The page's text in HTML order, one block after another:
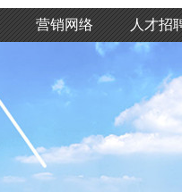
营销网络 人才招